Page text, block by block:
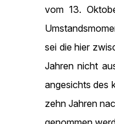
vom 13.
sei die hier
Jahren nicht
angesichts des
zehn Jahren